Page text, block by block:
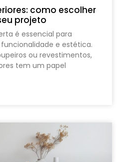
como escolher
projeto
é essencial para
e estética.
ou revestimentos,
tem um papel